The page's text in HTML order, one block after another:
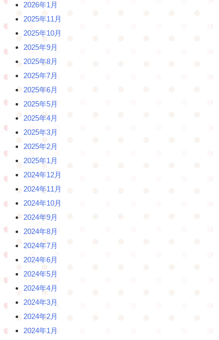
2026年1月
2025年11月
2025年10月
2025年9月
2025年8月
2025年7月
2025年6月
2025年5月
2025年4月
2025年3月
2025年2月
2025年1月
2024年12月
2024年11月
2024年10月
2024年9月
2024年8月
2024年7月
2024年6月
2024年5月
2024年4月
2024年3月
2024年2月
2024年1月